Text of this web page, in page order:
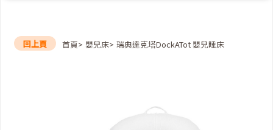
回上頁 首頁 嬰兒床 瑞典達克塔DockATot 嬰兒睡床